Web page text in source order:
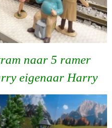
naar 5 ramer
eigenaar Harry